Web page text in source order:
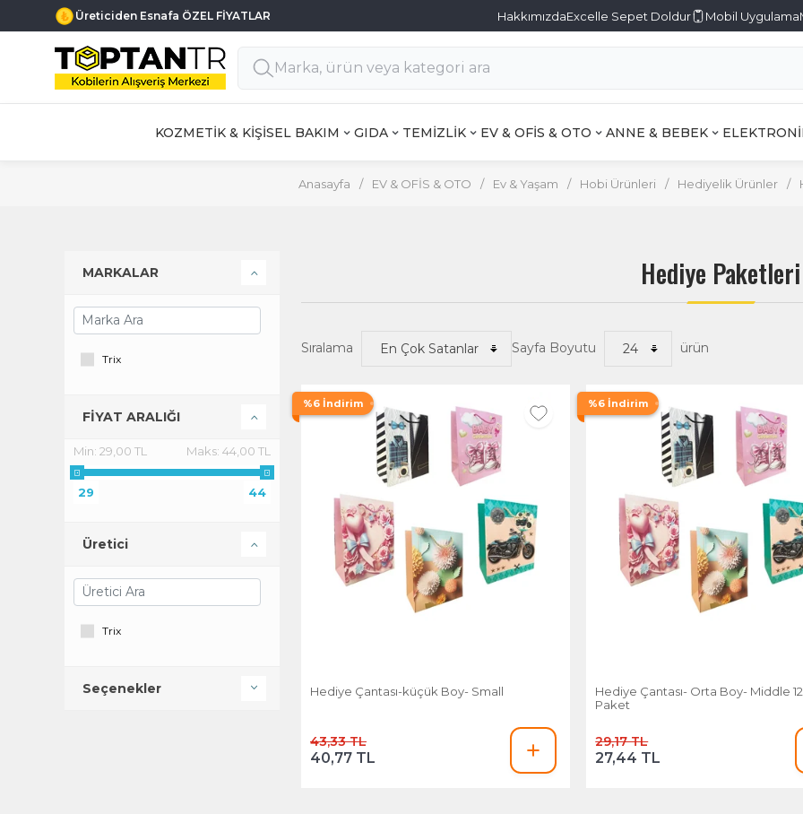
Üreticiden Esnafa ÖZEL FİYATLAR HakkımızdaExcelle Sepet Doldur Mobil Uygulama
KOZMETİK & KİŞİSEL BAKIM GIDA TEMİZLİK EV & OFİS & OTO ANNE & BEBEK
Anasayfa / EV & OFİS & OTO / Ev & Yaşam / Hobi Ürünleri / Hediyelik Ürünler /
Hediye Paketleri
Sıralama Sayfa Boyutu ürün
%6 İndirim
Hediye Çantası-küçük Boy- Small
43,33 TL
40,77 TL
%6 İndirim
Hediye Çantası- Orta Boy- Middle
Paket
29,17 TL
27,44 TL
MARKALAR
Trix
FİYAT ARALIĞI
Min: 29,00 TL Maks: 44,00 TL
29 44
Üretici
Trix
Seçenekler